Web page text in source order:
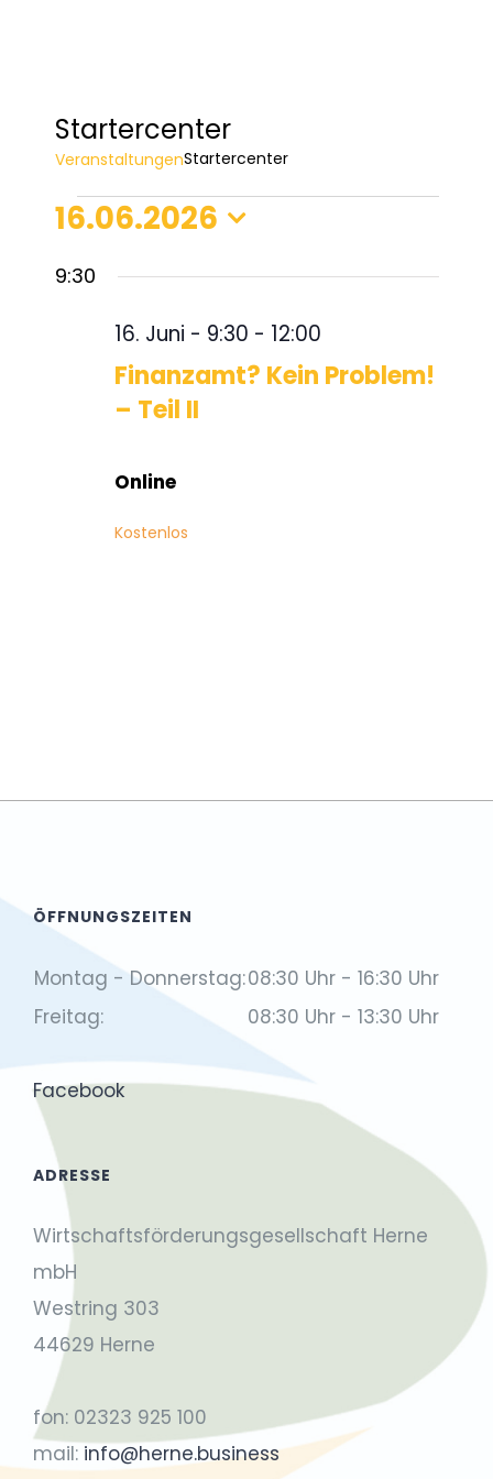
Startercenter
VeranstaltungenStartercenter
Veranstaltungen
für
Juni
16.06.2026
Datum
wählen.
9:30
Finanzamt? Kein Problem!
– Teil II
16. Juni - 9:30 - 12:00
Online
Kostenlos
ÖFFNUNGSZEITEN
Montag - Donnerstag:08:30 Uhr - 16:30 Uhr
Freitag:
08:30 Uhr - 13:30 Uhr
Facebook
ADRESSE
Wirtschaftsförderungsgesellschaft Herne
mbH
Westring 303
44629 Herne
fon: 02323 925 100
mail: info@herne.business